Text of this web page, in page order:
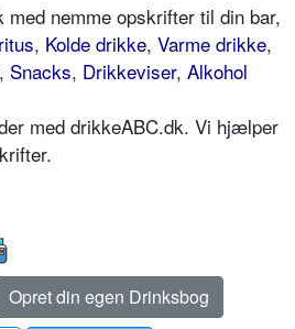
med nemme opskrifter til din bar,
, Kolde drikke, Varme drikke,
, Snacks, Drikkeviser, Alkohol
med drikkeABC.dk. Vi hjælper
Opret din egen Drinksbog